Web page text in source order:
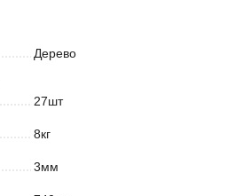
Дерево
27шт
8кг
3мм